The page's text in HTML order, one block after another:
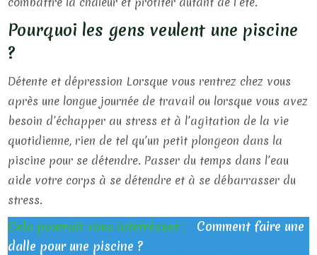
Pourquoi les gens veulent une piscine
?
Détente et dépression Lorsque vous rentrez chez vous
après une longue journée de travail ou lorsque vous avez
besoin d’échapper au stress et à l’agitation de la vie
quotidienne, rien de tel qu’un petit plongeon dans la
piscine pour se détendre. Passer du temps dans l’eau
aide votre corps à se détendre et à se débarrasser du
stress.
Cela pourrait vous interrésser :
Comment faire une
dalle pour une piscine ?